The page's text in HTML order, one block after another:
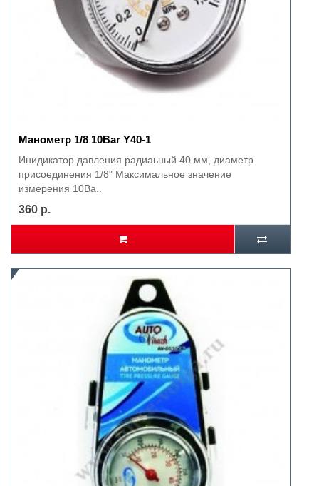
Манометр 1/8 10Bar Y40-1
Инидикатор давления радиаьный 40 мм, диаметр
присоединения 1/8" Максимальное значение
измерения 10Ba..
360 р.